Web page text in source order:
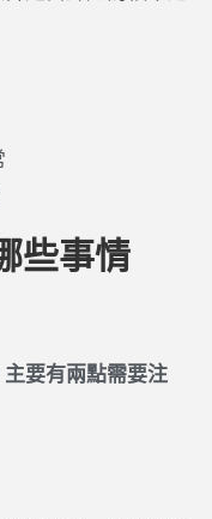
些事情
要有兩點需要注